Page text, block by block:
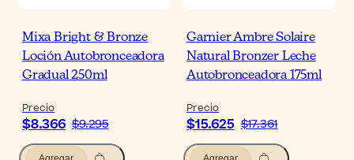
Mixa Bright & Bronze
Loción Autobronceadora
Gradual 250ml
Precio
$8.366 $9.295
Garnier Ambre Solaire
Natural Bronzer Leche
Autobronceadora 175ml
Precio
$15.625 $17.361